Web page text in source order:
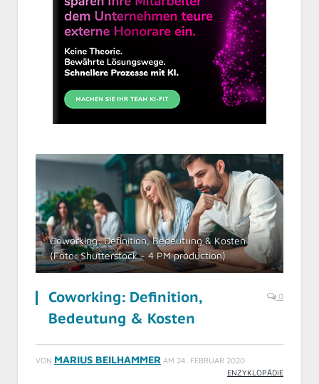
Coworking: Definition, Bedeutung & Kosten
(Foto: Shutterstock - 4 PM production)
Coworking: Definition,
Bedeutung & Kosten
0
VON MARIUS BEILHAMMER AM 24. FEBRUAR 2020
ENZYKLOPÄDIE